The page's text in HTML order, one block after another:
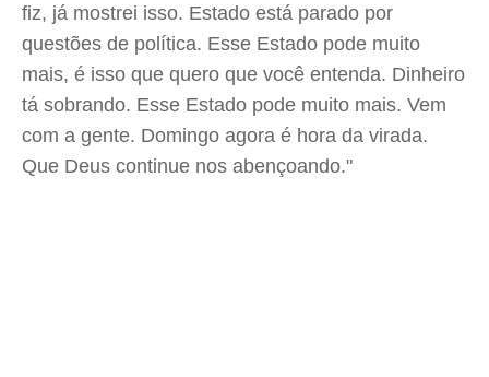
fiz, já mostrei isso. Estado está parado por
questões de política. Esse Estado pode muito
mais, é isso que quero que você entenda. Dinheiro
tá sobrando. Esse Estado pode muito mais. Vem
com a gente. Domingo agora é hora da virada.
Que Deus continue nos abençoando."